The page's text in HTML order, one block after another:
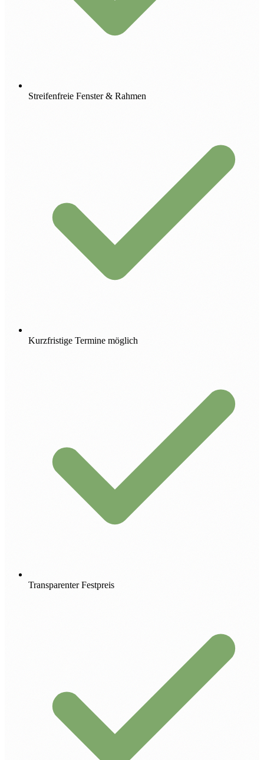
Streifenfreie Fenster & Rahmen
Kurzfristige Termine möglich
Transparenter Festpreis